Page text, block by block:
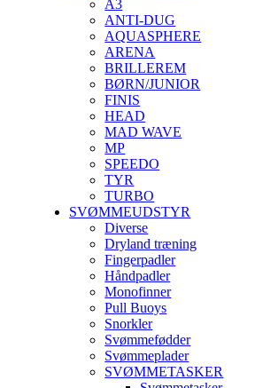
A3
ANTI-DUG
AQUASPHERE
ARENA
BRILLEREM
BØRN/JUNIOR
FINIS
HEAD
MAD WAVE
MP
SPEEDO
TYR
TURBO
SVØMMEUDSTYR
Diverse
Dryland træning
Fingerpadler
Håndpadler
Monofinner
Pull Buoys
Snorkler
Svømmefødder
Svømmeplader
SVØMMETASKER